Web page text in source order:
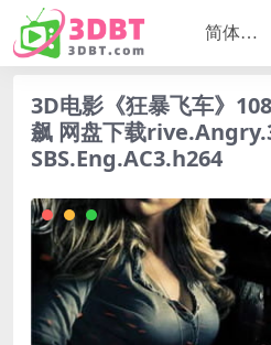
3D电影《狂暴飞车》
飙 网盘下载
SBS.Eng.AC3.h264